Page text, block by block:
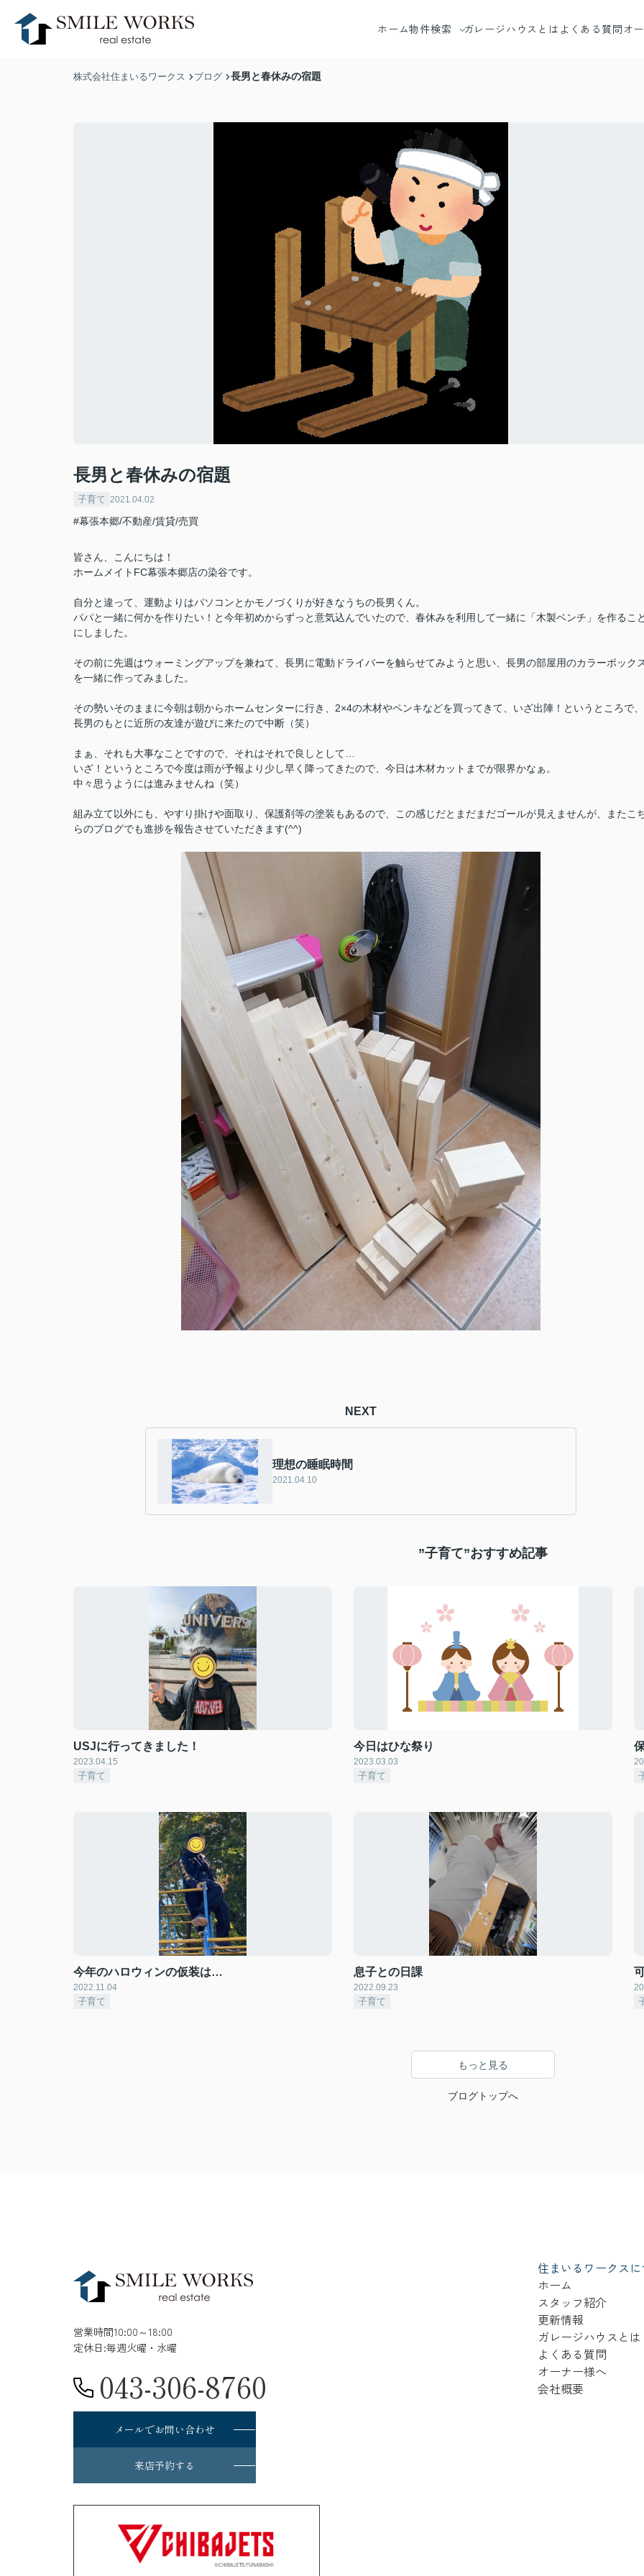
ホーム物件検索
ガレージハウスとは よくある質問 オ
株式会社住まいるワークス ブログ 長男と春休みの宿題
長男と春休みの宿題
子育て 2021.04.02
#幕張本郷/不動産/賃貸/売買
皆さん、こんにちは！
ホームメイトFC幕張本郷店の染谷です。
自分と違って、運動よりはパソコンとかモノづくりが好きなうちの長男くん。
パパと一緒に何かを作りたい！と今年初めからずっと意気込んでいたので、春休みを利用して一緒に「木製ベンチ」を作るこ
にしました。
その前に先週はウォーミングアップを兼ねて、長男に電動ドライバーを触らせてみようと思い、長男の部屋用のカラーボック
を一緒に作ってみました。
その勢いそのままに今朝は朝からホームセンターに行き、2×4の木材やペンキなどを買ってきて、いざ出陣！というところで、
長男のもとに近所の友達が遊びに来たので中断（笑）
まぁ、それも大事なことですので、それはそれで良しとして…
いざ！というところで今度は雨が予報より少し早く降ってきたので、今日は木材カットまでが限界かなぁ。
中々思うようには進みませんね（笑）
組み立て以外にも、やすり掛けや面取り、保護剤等の塗装もあるので、この感じだとまだまだゴールが見えませんが、またこ
らのブログでも進捗を報告させていただきます(^^)
NEXT
理想の睡眠時間
2021.04.10
”子育て”おすすめ記事
USJに行ってきました！
2023.04.15
子育て
今日はひな祭り
2023.03.03
子育て
今年のハロウィンの仮装は…
2022.11.04
子育て
息子との日課
2022.09.23
子育て
もっと見る
ブログトップへ
営業時間10:00～18:00
定休日:毎週火曜・水曜
043-306-8760
メールでお問い合わせ
来店予約する
住まいるワークス
ホーム
スタッフ紹介
更新情報
ガレージハウスとは
よくある質問
オーナー様へ
会社概要